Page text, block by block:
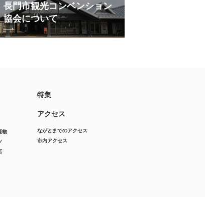
長門市観光コンベンション
協会について
物
特集
アクセス
ながとまでのアクセス
市内アクセス